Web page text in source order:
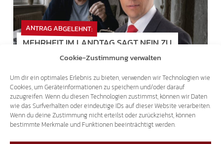
Cookie-Zustimmung verwalten
Um dir ein optimales Erlebnis zu bieten, verwenden wir Technologien wie
Cookies, um Geräteinformationen zu speichern und/oder darauf
zuzugreifen. Wenn du diesen Technologien zustimmst, können wir Daten
wie das Surfverhalten oder eindeutige IDs auf dieser Website verarbeiten.
Wenn du deine Zustimmung nicht erteilst oder zurückziehst, können
bestimmte Merkmale und Funktionen beeinträchtigt werden.
ANTRAG ABGELEHNT:
MEHRHEIT IM LANDTAG SAGT NEIN ZU
MIETANPASSUNGEN FÜR RENTNER!
16.07.2026